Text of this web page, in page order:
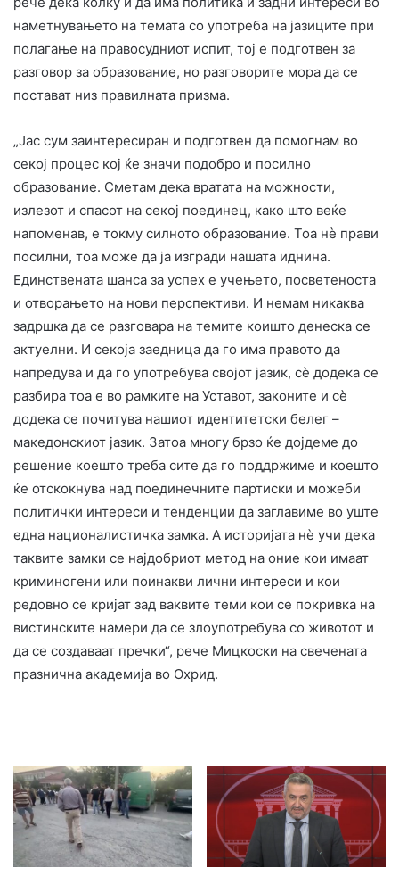
наметнувањето на темата со употреба на јазиците при
полагање на правосудниот испит, тој е подготвен за
разговор за образование, но разговорите мора да се
постават низ правилната призма.
„​Јас сум заинтересиран и подготвен да помогнам во
секој процес кој ќе значи подобро и посилно
образование. Сметам дека вратата на можности,
излезот и спасот на секој поединец, како што веќе
напоменав, е токму силното образование. Тоа нè прави
посилни, тоа може да ја изгради нашата иднина. ​
Единствената шанса за успех е учењето, посветеноста
и отворањето на нови перспективи. И немам никаква
задршка да се разговара на темите коишто денеска се
актуелни. И секоја заедница да го има правото да
напредува и да го употребува својот јазик, сè додека се
разбира тоа е во рамките на Уставот, законите и сè
додека се почитува нашиот идентитетски белег –
македонскиот јазик. ​Затоа многу брзо ќе дојдеме до
решение коешто треба сите да го поддржиме и коешто
ќе отскокнува над поединечните партиски и можеби
политички интереси и тенденции да заглавиме во уште
една националистичка замка. А историјата нè учи дека
таквите замки се најдобриот метод на оние кои имаат
криминогени или поинакви лични интереси и кои
редовно се кријат зад ваквите теми кои се покривка на
вистинските намери да се злоупотребува со животот и
да се создаваат пречки“, рече Мицкоски на свечената
празнична академија во Охрид.